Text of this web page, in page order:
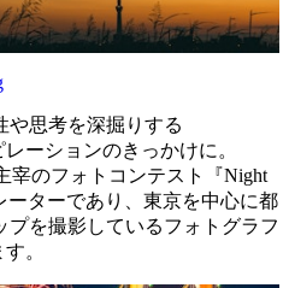
や思考を深掘りする
ーションのきっかけに。
宰のフォトコンテスト『Night
ーターであり、東京を中心に都
を撮影しているフォトグラフ
。